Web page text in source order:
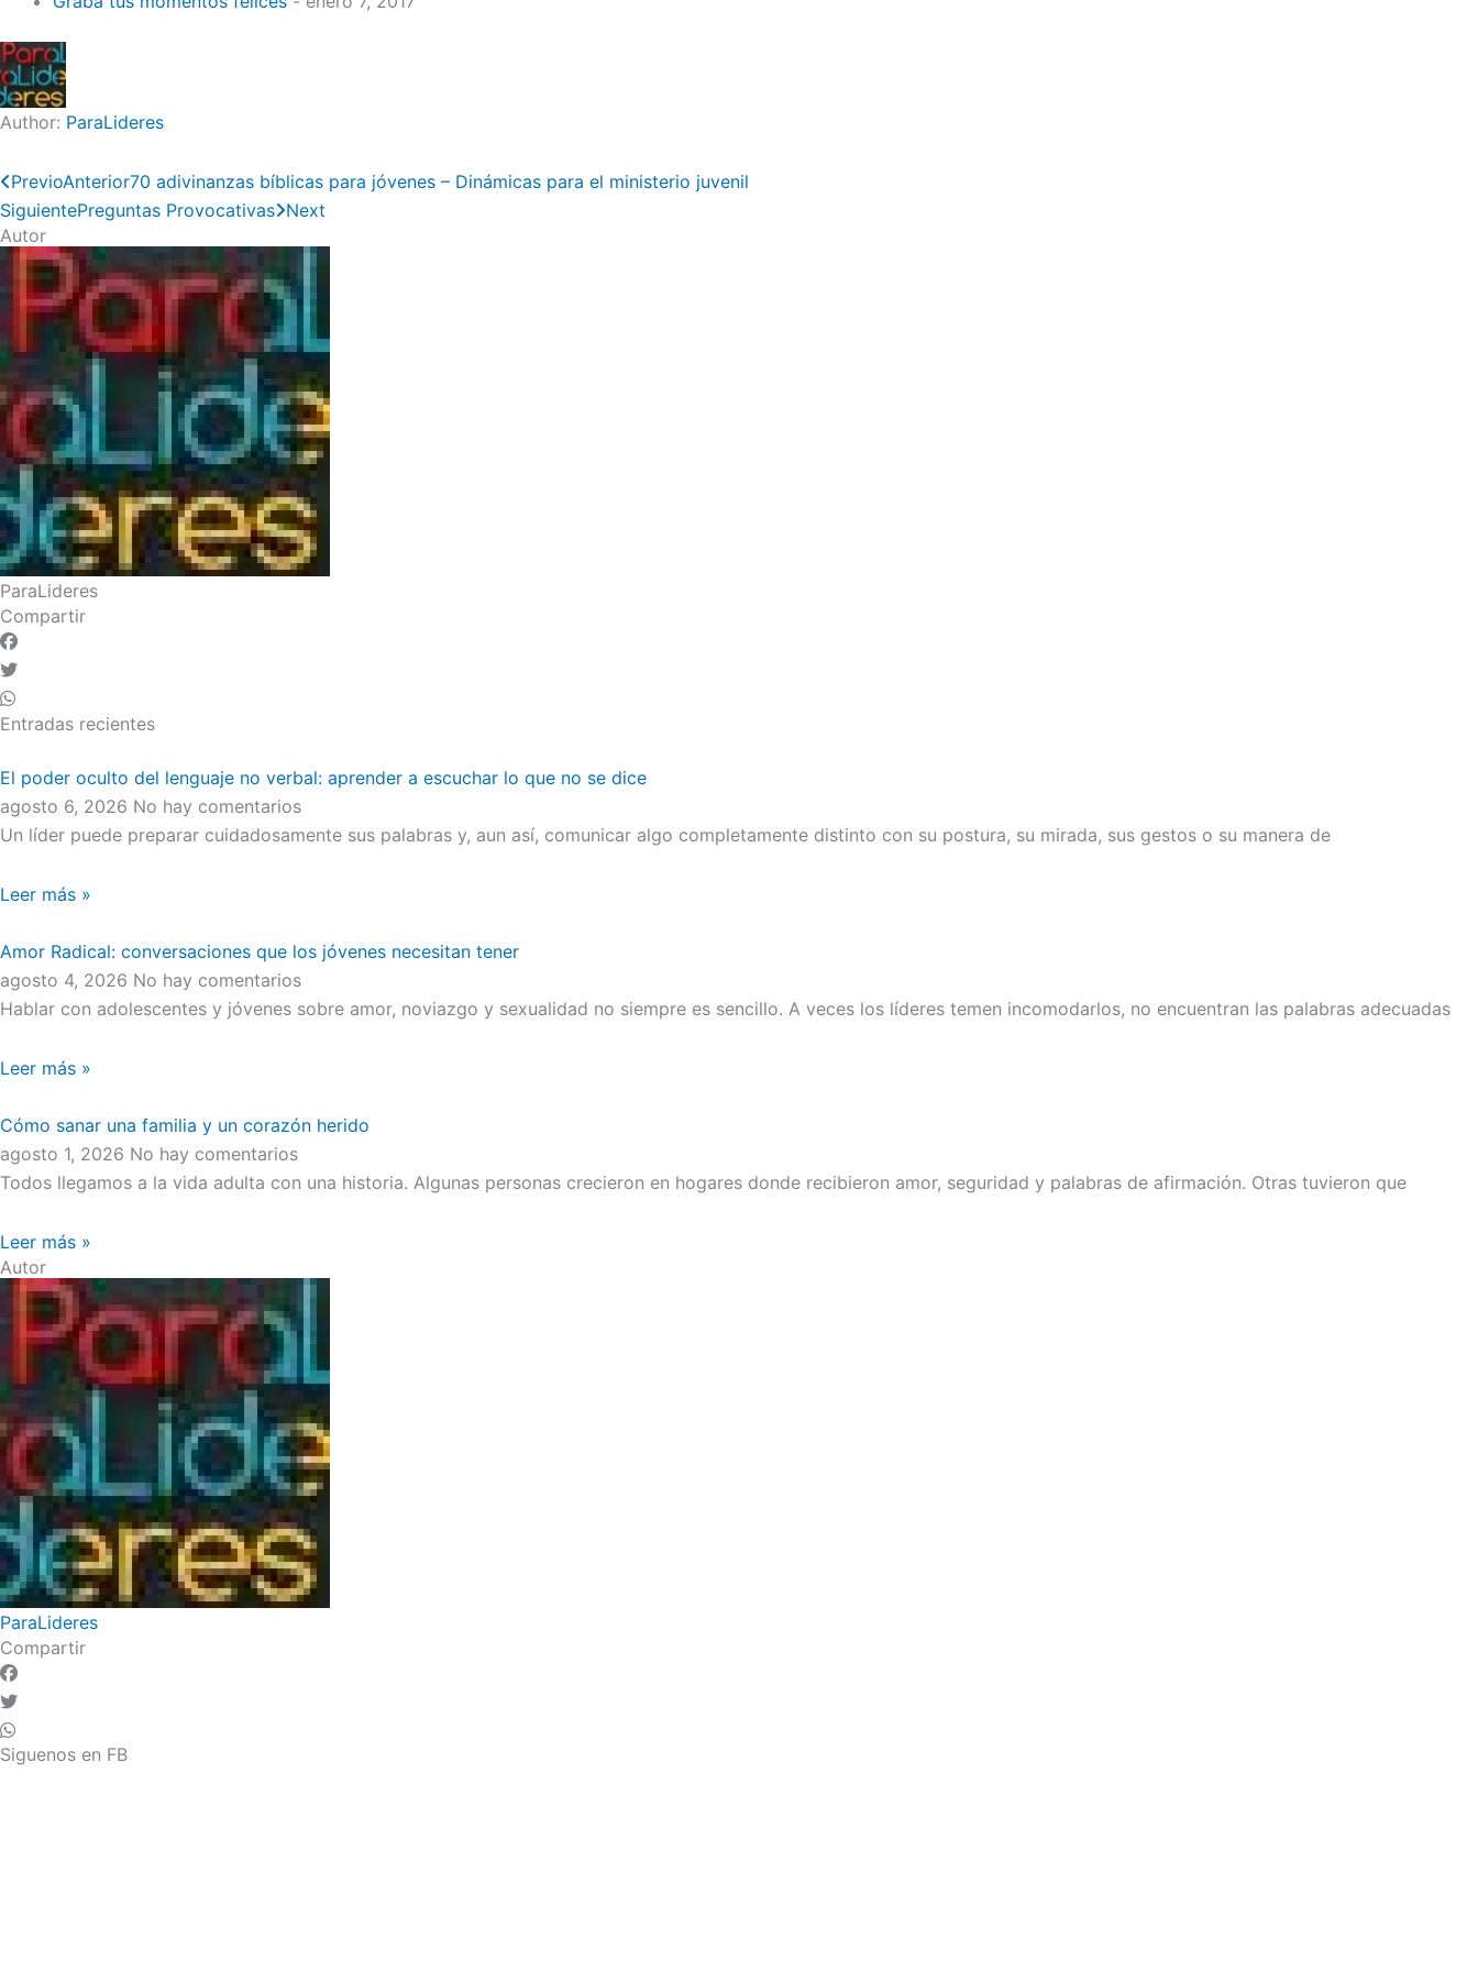
Author: ParaLideres
PrevioAnterior70 adivinanzas bíblicas para jóvenes – Dinámicas para el ministerio juvenil
SiguientePreguntas Provocativas Next
Autor
ParaLideres
Compartir
Entradas recientes
El poder oculto del lenguaje no verbal: aprender a escuchar lo que no se dice
agosto 6, 2026 No hay comentarios
Un líder puede preparar cuidadosamente sus palabras y, aun así, comunicar algo completamente distinto con su postura, su mirada, sus gestos o su manera de
Leer más »
Amor Radical: conversaciones que los jóvenes necesitan tener
agosto 4, 2026 No hay comentarios
Hablar con adolescentes y jóvenes sobre amor, noviazgo y sexualidad no siempre es sencillo. A veces los líderes temen incomodarlos, no encuentran las palabras adecuadas
Leer más »
Cómo sanar una familia y un corazón herido
agosto 1, 2026 No hay comentarios
Todos llegamos a la vida adulta con una historia. Algunas personas crecieron en hogares donde recibieron amor, seguridad y palabras de afirmación. Otras tuvieron que
Leer más »
Autor
ParaLideres
Compartir
Siguenos en FB